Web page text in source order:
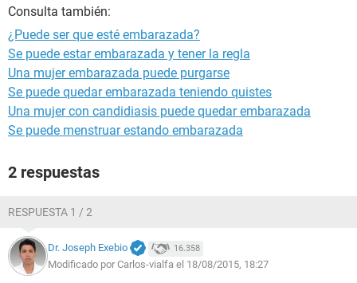
Consulta también:
¿Puede ser que esté embarazada?
Se puede estar embarazada y tener la regla
Una mujer embarazada puede purgarse
Se puede quedar embarazada teniendo quistes
Una mujer con candidiasis puede quedar embarazada
Se puede menstruar estando embarazada
2 respuestas
RESPUESTA 1 / 2
Dr. Joseph Exebio 16.358
Modificado por Carlos-vialfa el 18/08/2015, 18:27